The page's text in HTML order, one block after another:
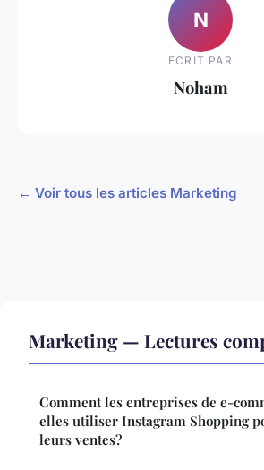
N
ECRIT PAR
Noham
← Voir tous les articles Marketing
Marketing — Lectures
Comment les entreprises de e-
elles utiliser Instagram Shopping
leurs ventes?